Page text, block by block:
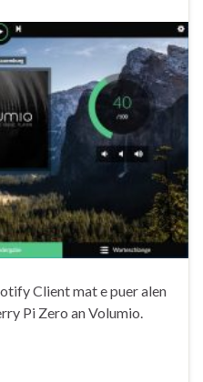
Client mat e puer alen
Pi Zero an Volumio.